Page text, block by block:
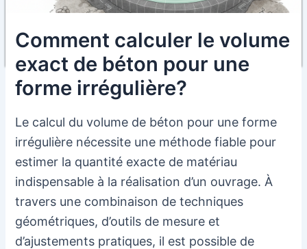
Comment calculer le volume
exact de béton pour une
forme irrégulière?
Le calcul du volume de béton pour une forme
irrégulière nécessite une méthode fiable pour
estimer la quantité exacte de matériau
indispensable à la réalisation d’un ouvrage. À
travers une combinaison de techniques
géométriques, d’outils de mesure et
d’ajustements pratiques, il est possible de